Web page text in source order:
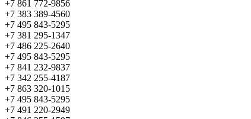
+7 861 772-9856
+7 383 389-4560
+7 495 843-5295
+7 381 295-1347
+7 486 225-2640
+7 495 843-5295
+7 841 232-9837
+7 342 255-4187
+7 863 320-1015
+7 495 843-5295
+7 491 220-2949